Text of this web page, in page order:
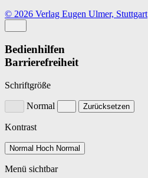
© 2026 Verlag Eugen Ulmer, Stuttgart
Bedienhilfen
Barrierefreiheit
Schriftgröße
Normal Zurücksetzen
Kontrast
Normal Hoch Normal
Menü sichtbar